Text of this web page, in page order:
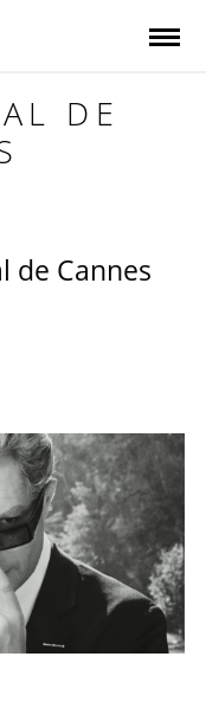
DE
de Cannes